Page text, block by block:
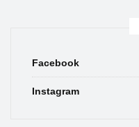
Facebook
Instagram